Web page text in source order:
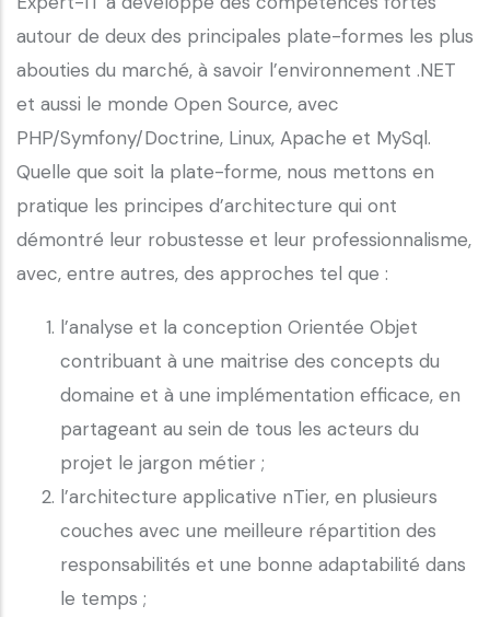
autour de deux des principales plate-formes les plus
abouties du marché, à savoir l’environnement .NET
et aussi le monde Open Source, avec
PHP/Symfony/Doctrine, Linux, Apache et MySql.
Quelle que soit la plate-forme, nous mettons en
pratique les principes d’architecture qui ont
démontré leur robustesse et leur professionnalisme,
avec, entre autres, des approches tel que :
l’analyse et la conception Orientée Objet
contribuant à une maitrise des concepts du
domaine et à une implémentation efficace, en
partageant au sein de tous les acteurs du
projet le jargon métier ;
l’architecture applicative nTier, en plusieurs
couches avec une meilleure répartition des
responsabilités et une bonne adaptabilité dans
le temps ;